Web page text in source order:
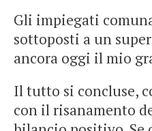
Gli impiegati
sottoposti a un
ancora oggi il mio
Il tutto si concluse,
con il risanamento